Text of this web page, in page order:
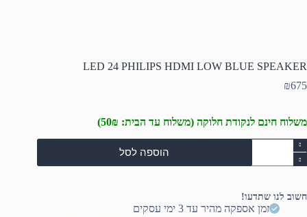
LED 24 PHILIPS HDMI LOW BLUE SPEAKER
₪675
משלוח חינם לנקודת חלוקה (משלוח עד הבית: 50₪)
כמות
של
LED
PHILIPS
HDMI
הוספה לסל
חשוב לנו שתדעו!
זמן אספקה מהיר עד 3 ימי עסקים